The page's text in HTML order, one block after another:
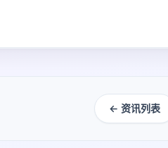
← 资讯列表